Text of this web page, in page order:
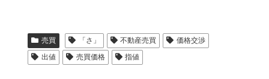
売買 「さ」 不動産売買
価格交渉
出値
売買価格 指値